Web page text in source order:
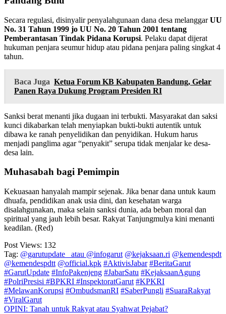
​Secara regulasi, disinyalir penyalahgunaan dana desa melanggarUU
No. 31 Tahun 1999 jo UU No. 20 Tahun 2001 tentang
Pemberantasan Tindak Pidana Korupsi. Pelaku dapat dijerat
hukuman penjara seumur hidup atau pidana penjara paling singkat 4
tahun.
Baca Juga Ketua Forum KB Kabupaten Bandung, Gelar
Panen Raya Dukung Program Presiden RI
​Sanksi berat menanti jika dugaan ini terbukti. Masyarakat dan saksi
kunci dikabarkan telah menyiapkan bukti-bukti autentik untuk
dibawa ke ranah penyelidikan dan penyidikan. Hukum harus
menjadi panglima agar “penyakit” serupa tidak menjalar ke desa-
desa lain.
Muhasabah bagi Pemimpin
​Kekuasaan hanyalah mampir sejenak. Jika benar dana untuk kaum
dhuafa, pendidikan anak usia dini, dan kesehatan warga
disalahgunakan, maka selain sanksi dunia, ada beban moral dan
spiritual yang jauh lebih besar. Rakyat Tanjungmulya kini menanti
keadilan. (Red)
Post Views: 132
Tag: @garutupdate_ atau @infogarut @kejaksaan.ri @kemendespdt
@kemendespdtt @official.kpk #AktivisJabar #BeritaGarut
#GarutUpdate #InfoPakenjeng #JabarSatu #KejaksaanAgung
#PolriPresisi #BPKRI #InspektoratGarut #KPKRI
#MelawanKorupsi #OmbudsmanRI ​#SaberPungli ​#SuaraRakyat
#ViralGarut
OPINI: Tanah untuk Rakyat atau Syahwat Pejabat?